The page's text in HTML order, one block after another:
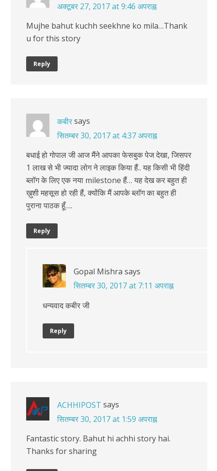
अक्टूबर 27, 2017 at 9:46 अपराह्न
Mujhe bahut kuchh seekhne ko mila…Thank
u for this story
Reply
कबीरsays
सितम्बर 30, 2017 at 4:37 अपराह्न
बधाई हो गोपाल जी आज मैंने आपका फेसबुक पेज देखा, जिसपर
1 लाख से भी ज्यादा लोग ने लाइक किया हैं.. यह किसी भी हिंदी
ब्लॉग के लिए एक नया milestone हैं… यह देख कर बहुत ही
ख़ुशी महसूस हो रही हैं, क्योंकि मैं आपके ब्लॉग का बहुत ही
पुराना पाठक हूँ….
Reply
Gopal Mishra says
सितम्बर 30, 2017 at 7:11 अपराह्न
धन्यवाद कबीर जी
Reply
ACHHIPOST says
सितम्बर 30, 2017 at 1:59 अपराह्न
Fantastic story. Bahut hi achhi story hai.
Thanks for sharing